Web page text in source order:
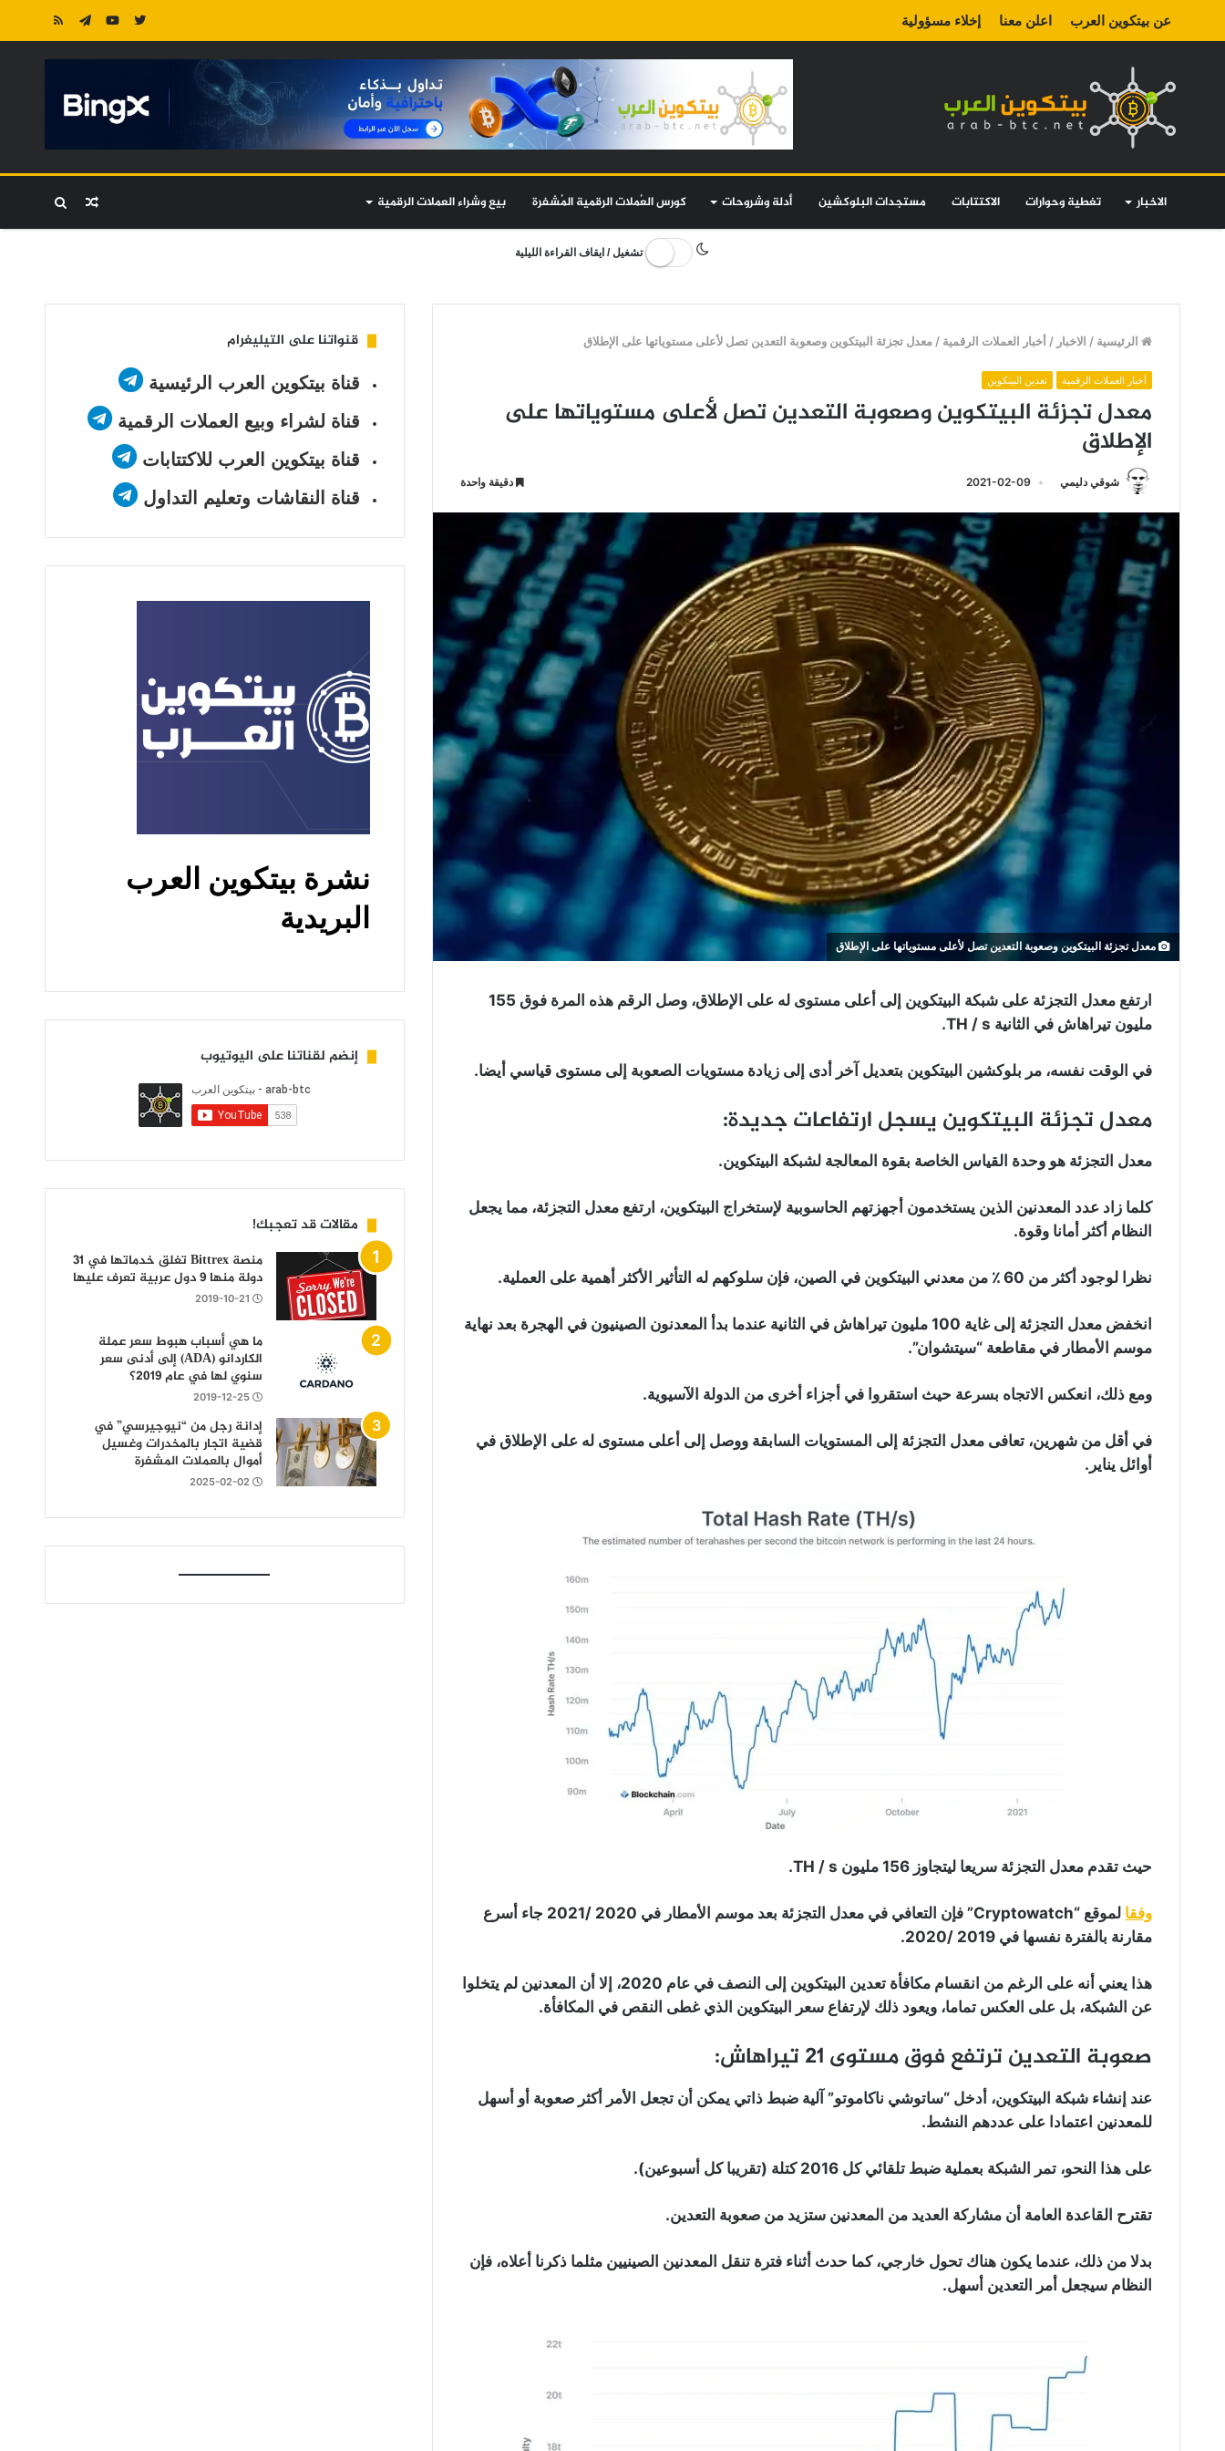
عن بيتكوين العرب اعلن معنا إخلاء مسؤولية
الاخبار تغطية وحوارات الاكتتابات مستجدات البلوكشين أدلة وشروحات كورس العُملات الرقمية المُشفرة بيع وشراء العملات الرقمية بحث مقال
تشغيل / ايقاف القراءة الليلية
الرئيسية / الاخبار / أخبار العملات الرقمية / معدل تجزئة البيتكوين وصعوبة التعدين تصل لأعلى مستوياتها على الإطلاق
أخبار العملات الرقمية تعدين البيتكوين
معدل تجزئة البيتكوين وصعوبة التعدين تصل لأعلى مستوياتها على
الإطلاق
شوقي دليمي 2021-02-09 دقيقة واحدة
معدل تجزئة البيتكوين وصعوبة التعدين تصل لأعلى مستوياتها على الإطلاق
ارتفع معدل التجزئة على شبكة البيتكوين إلى أعلى مستوى له على الإطلاق، وصل الرقم هذه المرة فوق 155
مليون تيراهاش في الثانية TH / s.
في الوقت نفسه، مر بلوكشين البيتكوين بتعديل آخر أدى إلى زيادة مستويات الصعوبة إلى مستوى قياسي أيضا.
معدل تجزئة البيتكوين يسجل ارتفاعات جديدة:
معدل التجزئة هو وحدة القياس الخاصة بقوة المعالجة لشبكة البيتكوين.
كلما زاد عدد المعدنين الذين يستخدمون أجهزتهم الحاسوبية لإستخراج البيتكوين، ارتفع معدل التجزئة، مما يجعل
النظام أكثر أمانا وقوة.
نظرا لوجود أكثر من 60 ٪ من معدني البيتكوين في الصين، فإن سلوكهم له التأثير الأكثر أهمية على العملية.
انخفض معدل التجزئة إلى غاية 100 مليون تيراهاش في الثانية عندما بدأ المعدنون الصينيون في الهجرة بعد نهاية
موسم الأمطار في مقاطعة “سيتشوان”.
ومع ذلك، انعكس الاتجاه بسرعة حيث استقروا في أجزاء أخرى من الدولة الآسيوية.
في أقل من شهرين، تعافى معدل التجزئة إلى المستويات السابقة ووصل إلى أعلى مستوى له على الإطلاق في
أوائل يناير.
حيث تقدم معدل التجزئة سريعا ليتجاوز 156 مليون TH / s.
وفقا
لموقع “Cryptowatch” فإن التعافي في معدل التجزئة بعد موسم الأمطار في 2020 /2021 جاء أسرع
مقارنة بالفترة نفسها في 2019 /2020.
هذا يعني أنه على الرغم من انقسام مكافأة تعدين البيتكوين إلى النصف في عام 2020، إلا أن المعدنين لم يتخلوا
عن الشبكة، بل على العكس تماما، ويعود ذلك لإرتفاع سعر البيتكوين الذي غطى النقص في المكافأة.
صعوبة التعدين ترتفع فوق مستوى 21 تيراهاش:
عند إنشاء شبكة البيتكوين، أدخل “ساتوشي ناكاموتو” آلية ضبط ذاتي يمكن أن تجعل الأمر أكثر صعوبة أو أسهل
للمعدنين اعتمادا على عددهم النشط.
على هذا النحو، تمر الشبكة بعملية ضبط تلقائي كل 2016 كتلة (تقريبا كل أسبوعين).
تقترح القاعدة العامة أن مشاركة العديد من المعدنين ستزيد من صعوبة التعدين.
بدلا من ذلك، عندما يكون هناك تحول خارجي، كما حدث أثناء فترة تنقل المعدنين الصينيين مثلما ذكرنا أعلاه، فإن
النظام سيجعل أمر التعدين أسهل.
قنواتنا على التيليغرام
قناة بيتكوين العرب الرئيسية
قناة لشراء وبيع العملات الرقمية
قناة بيتكوين العرب للاكتتابات
قناة النقاشات وتعليم التداول
إنضم لقناتنا على اليوتيوب
مقالات قد تعجبك!
منصة Bittrex تغلق خدماتها في 31
دولة منها 9 دول عربية تعرف عليها
2019-10-21
ما هي أسباب هبوط سعر عملة
الكاردانو (ADA) إلى أدنى سعر
سنوي لها في عام 2019؟
2019-12-25
إدانة رجل من “نيوجيرسي” في
قضية اتجار بالمخدرات وغسيل
أموال بالعملات المشفرة
2025-02-02